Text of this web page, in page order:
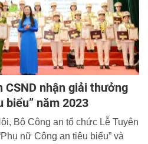
CSND nhận giải thưởng
biểu” năm 2023
Bộ Công an tổ chức Lễ Tuyên
nữ Công an tiêu biểu” và